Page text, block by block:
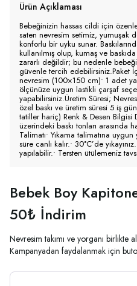
Ürün Açıklaması
Bebeğinizin hassas cildi için
saten nevresim setimiz, yumuşak
konforlu bir uyku sunar.
kullanılmış olup, kumaş ve
zararlı değildir; bu nedenle
güvenle tercih edebilirsiniz.Paket
nevresim (100×150 cm)• 1 adet
ölçünüze uygun lastikli çarşaf
yapabilirsiniz.Üretim Süresi;
özel baskı ve üretim süresi 5 iş
tatiller hariç) Renk & Desen
üzerindeki baskı tonları arasında
Talimatı• Yıkama talimatına
süre canlı kalır.• 30°C’de
yapılabilir.• Tersten ütülemeniz
Bebek Boy
50₺ İndirim
Nevresim takımı ve yorganı birlikte
Kampanyadan faydalanmak için